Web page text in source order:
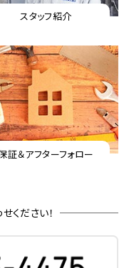
スタッフ紹介
証＆アフターフォロー
ください！